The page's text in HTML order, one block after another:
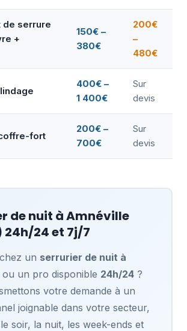
de serrure
+
150€ –
380€
200€
–
480€
400€ –
1 400€
Sur
devis
fort
200€ –
700€
Sur
devis
de nuit àAmnéville
24h/24 et 7j/7
un serrurier de nuit à
un pro disponible 24h/24?
votre demande à un
joignable dans votre secteur,
soir, la nuit, les week-ends et